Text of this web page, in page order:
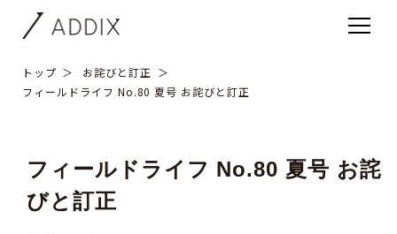
トップ
お詫びと訂正
フィールドライフ No.80 夏号 お詫びと訂正
フィールドライフ No.80 夏号 お詫
びと訂正